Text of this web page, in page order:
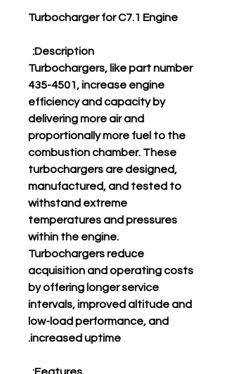
Turbocharger for C7.1 Engine
Description:
Turbochargers, like part number
435-4501, increase engine
efficiency and capacity by
delivering more air and
proportionally more fuel to the
combustion chamber. These
turbochargers are designed,
manufactured, and tested to
withstand extreme
temperatures and pressures
within the engine.
Turbochargers reduce
acquisition and operating costs
by offering longer service
intervals, improved altitude and
low-load performance, and
increased uptime.